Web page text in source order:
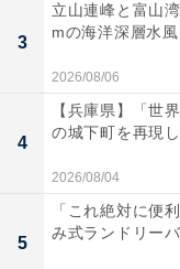
ハッピーボック
3
立山連峰と富山
mの海洋深層水
2026/08/06
4
【兵庫県】「世
の城下町を再現
2026/08/04
5
「これ絶対に便
み式ランドリー